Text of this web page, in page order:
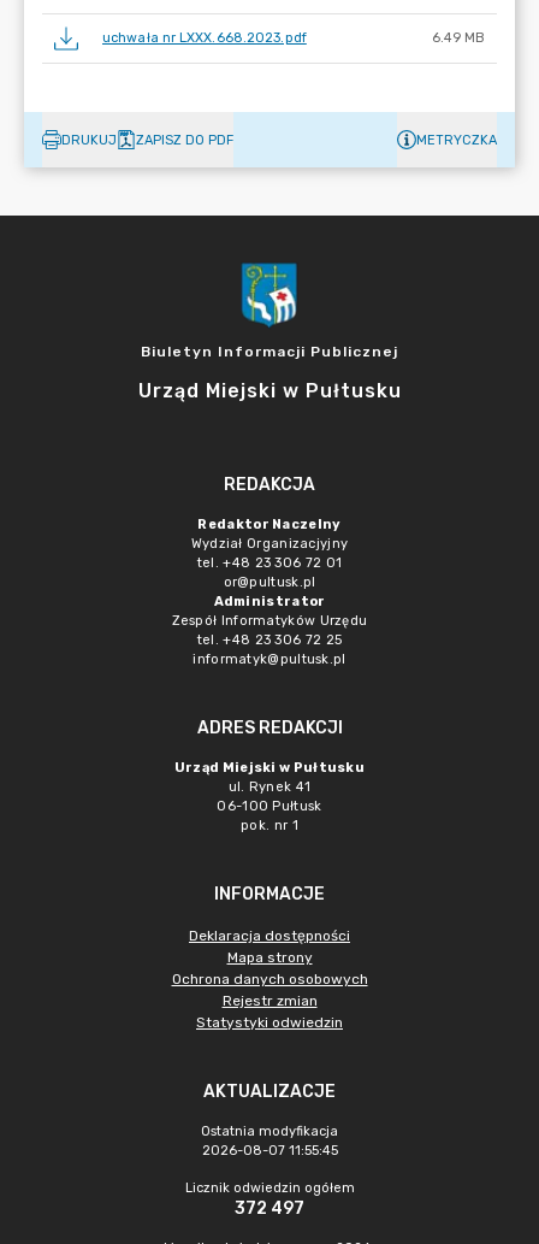
uchwała nr LXXX.668.2023.pdf 6.49 MB
DRUKUJ ZAPISZ DO PDF METRYCZKA
Biuletyn Informacji Publicznej
Urząd Miejski w Pułtusku
REDAKCJA
Redaktor Naczelny
Wydział Organizacjyjny
tel. +48 23 306 72 01
or@pultusk.pl
Administrator
Zespół Informatyków Urzędu
tel. +48 23 306 72 25
informatyk@pultusk.pl
ADRES REDAKCJI
Urząd Miejski w Pułtusku
ul. Rynek 41
06-100 Pułtusk
pok. nr 1
INFORMACJE
Deklaracja dostępności
Mapa strony
Ochrona danych osobowych
Rejestr zmian
Statystyki odwiedzin
AKTUALIZACJE
Ostatnia modyfikacja
2026-08-07 11:55:45
Licznik odwiedzin ogółem
372 497